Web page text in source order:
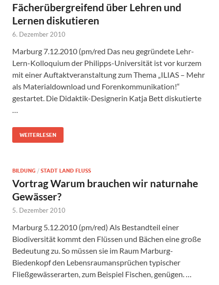
Fächerübergreifend über Lehren und
Lernen diskutieren
6. Dezember 2010
Marburg 7.12.2010 (pm/red Das neu gegründete Lehr-
Lern-Kolloquium der Philipps-Universität ist vor kurzem
mit einer Auftaktveranstaltung zum Thema „ILIAS – Mehr
als Materialdownload und Forenkommunikation!“
gestartet. Die Didaktik-Designerin Katja Bett diskutierte
…
WEITERLESEN
BILDUNG / STADT LAND FLUSS
Vortrag Warum brauchen wir naturnahe
Gewässer?
5. Dezember 2010
Marburg 5.12.2010 (pm/red) Als Bestandteil einer
Biodiversität kommt den Flüssen und Bächen eine große
Bedeutung zu. So müssen sie im Raum Marburg-
Biedenkopf den Lebensraumansprüchen typischer
Fließgewässerarten, zum Beispiel Fischen, genügen. …